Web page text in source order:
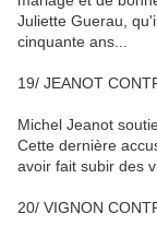
Juliette Guerau,
cinquante ans...
19/ JEANOT
Michel Jeanot
Cette dernière
avoir fait subir des
20/ VIGNON